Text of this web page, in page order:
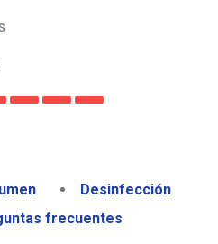
Desinfección
frecuentes